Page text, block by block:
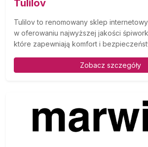
Tulilov
Tulilov to renomowany sklep
w oferowaniu najwyższej jakości
które zapewniają komfort i
Zobacz szczegóły